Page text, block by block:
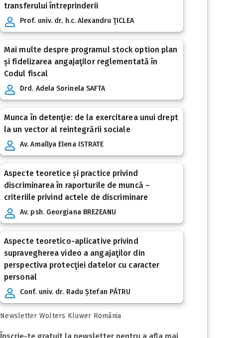
transferului întreprinderii
Prof. univ. dr. h.c. Alexandru ŢICLEA
Mai multe despre programul stock option plan
și fidelizarea angajaţilor reglementată în
Codul fiscal
Drd. Adela Sorinela SAFTA
Munca în detenţie: de la exercitarea unui drept
la un vector al reintegrării sociale
Av. Amallya Elena ISTRATE
Aspecte teoretice și practice privind
discriminarea în raporturile de muncă –
criteriile privind actele de discriminare
Av. psh. Georgiana BREZEANU
Aspecte teoretico-aplicative privind
supravegherea video a angajaţilor din
perspectiva protecţiei datelor cu caracter
personal
Conf. univ. dr. Radu Ștefan PĂTRU
Newsletter Wolters Kluwer România